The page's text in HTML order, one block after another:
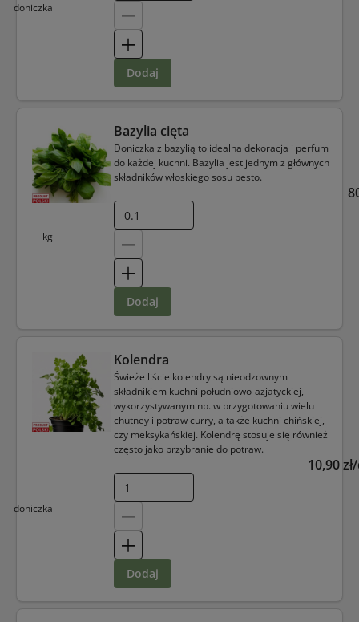
doniczka
dodaj
Bazylia cięta
Doniczka z bazylią to idealna dekoracja i perfum
do każdej kuchni. Bazylia jest jednym z głównych
składników włoskiego sosu pesto.
kg
dodaj
Kolendra
Świeże liście kolendry są nieodzownym
składnikiem kuchni południowo-azjatyckiej,
wykorzystywanym np. w przygotowaniu wielu
chutney i potraw curry, a także kuchni chińskiej,
czy meksykańskiej. Kolendrę stosuje się również
często jako przybranie do potraw.
10,90
doniczka
dodaj